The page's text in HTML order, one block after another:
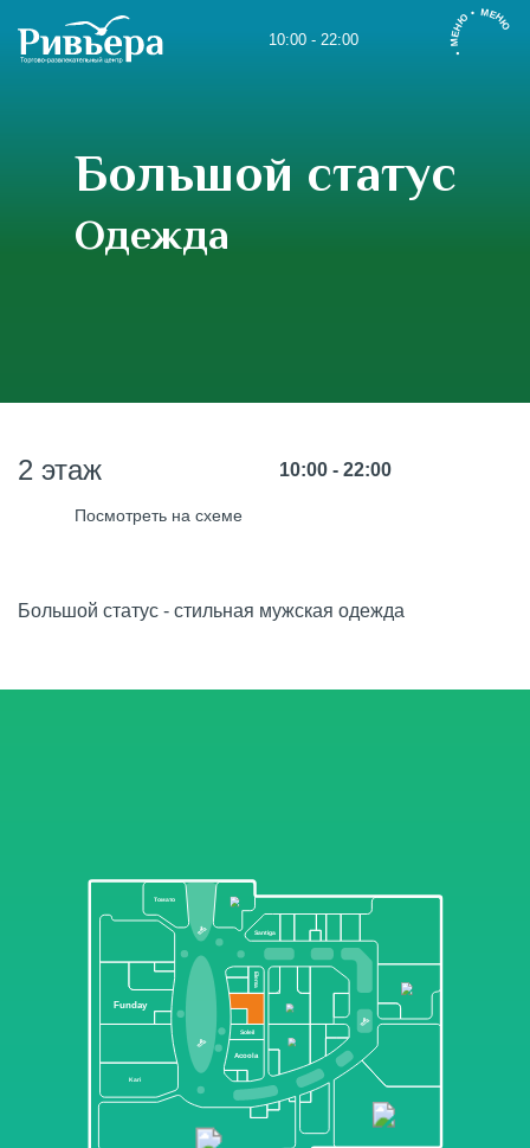
10:00 - 22:00 • МЕНЮ • МЕНЮ
Большой статус
Одежда
2 этаж
Посмотреть на схеме
10:00 - 22:00
Большой статус - стильная мужская одежда
Acoola
Soleil
Elema
Santiga
Kari
Funday
Томато